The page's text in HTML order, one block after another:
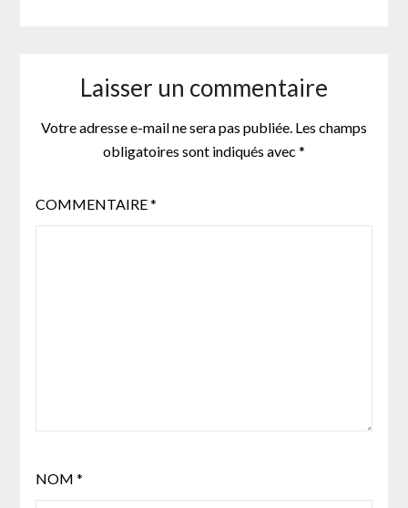
Laisser un commentaire
Votre adresse e-mail ne sera pas publiée. Les champs
obligatoires sont indiqués avec *
COMMENTAIRE*
NOM *